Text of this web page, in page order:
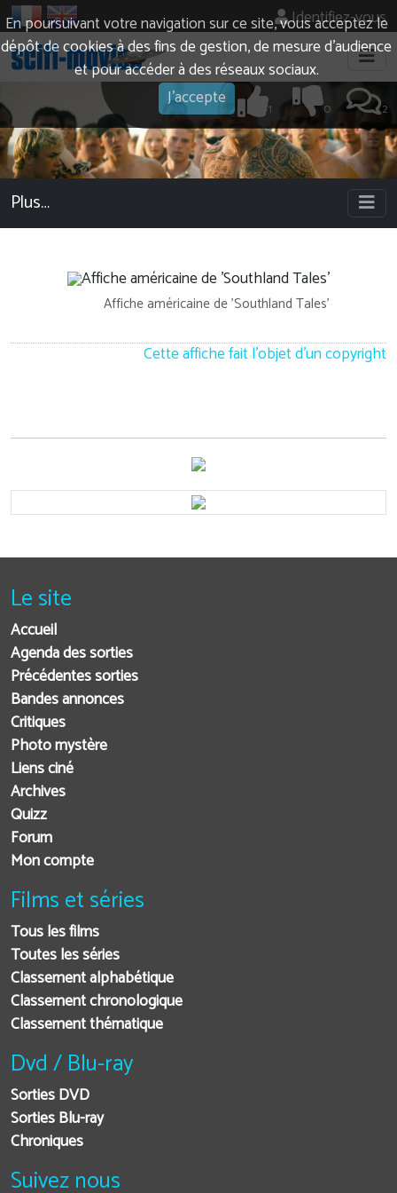
En poursuivant votre navigation sur ce site, vous acceptez le
dépôt de cookies à des fins de gestion, de mesure d’audience
et pour accéder à des réseaux sociaux.
J'accepte
Identifiez-vous
2
0
1
Plus…
Affiche américaine de 'Southland Tales'
Cette affiche fait l'objet d'un copyright
Le site
Accueil
Agenda des sorties
Précédentes sorties
Bandes annonces
Critiques
Photo mystère
Liens ciné
Archives
Quizz
Forum
Mon compte
Films et séries
Tous les films
Toutes les séries
Classement alphabétique
Classement chronologique
Classement thématique
Dvd / Blu-ray
Sorties DVD
Sorties Blu-ray
Chroniques
Suivez nous